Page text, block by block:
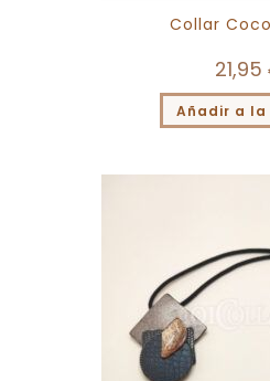
Collar
21,95
Añadir a